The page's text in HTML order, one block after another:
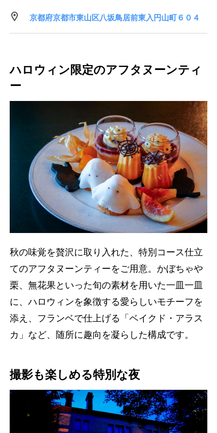
京都府京都市東山区八坂鳥居前東入円山町６０４
ハロウィン限定のアフタヌーンティ
ー
秋の味覚を贅沢に取り入れた、特別コース仕立
てのアフタヌーンティーをご用意。かぼちゃや
栗、無花果といった旬の素材を用いた一皿一皿
に、ハロウィンを象徴する愛らしいモチーフを
添え、フランベで仕上げる「ベイクド・アラス
カ」など、随所に趣向を凝らした構成です。
撮影も楽しめる特別な夜